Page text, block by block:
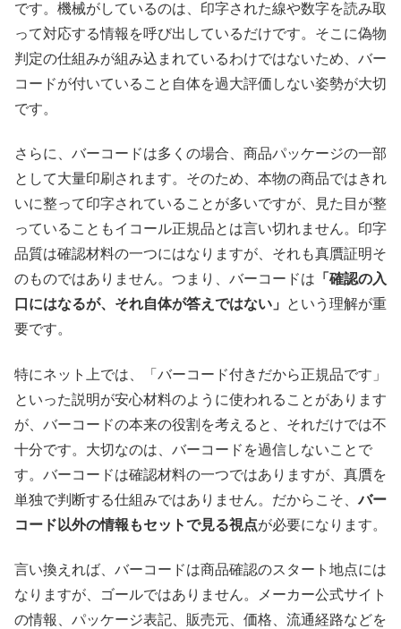
です。機械がしているのは、印字された線や数字を読み取
って対応する情報を呼び出しているだけです。そこに偽物
判定の仕組みが組み込まれているわけではないため、バー
コードが付いていること自体を過大評価しない姿勢が大切
です。
さらに、バーコードは多くの場合、商品パッケージの一部
として大量印刷されます。そのため、本物の商品ではきれ
いに整って印字されていることが多いですが、見た目が整
っていることもイコール正規品とは言い切れません。印字
品質は確認材料の一つにはなりますが、それも真贋証明そ
のものではありません。つまり、バーコードは 「確認の入
口にはなるが、それ自体が答えではない」
という理解が重
要です。
特にネット上では、「バーコード付きだから正規品です」
といった説明が安心材料のように使われることがあります
が、バーコードの本来の役割を考えると、それだけでは不
十分です。大切なのは、バーコードを過信しないことで
す。バーコードは確認材料の一つではありますが、真贋を
単独で判断する仕組みではありません。だからこそ、バー
コード以外の情報もセットで見る視点が必要になります。
言い換えれば、バーコードは商品確認のスタート地点には
なりますが、ゴールではありません。メーカー公式サイト
の情報、パッケージ表記、販売元、価格、流通経路などを